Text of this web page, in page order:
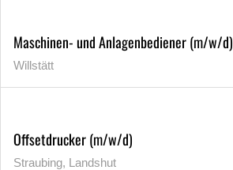
Maschinen- und Anlagenbediener (m/w/d)
Willstätt
Offsetdrucker (m/w/d)
Straubing, Landshut